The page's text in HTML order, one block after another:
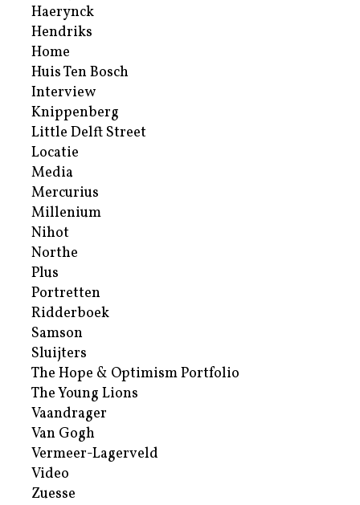
Haerynck
Hendriks
Home
Huis Ten Bosch
Interview
Knippenberg
Little Delft Street
Locatie
Media
Mercurius
Millenium
Nihot
Northe
Plus
Portretten
Ridderboek
Samson
Sluijters
The Hope & Optimism Portfolio
The Young Lions
Vaandrager
Van Gogh
Vermeer-Lagerveld
Video
Zuesse